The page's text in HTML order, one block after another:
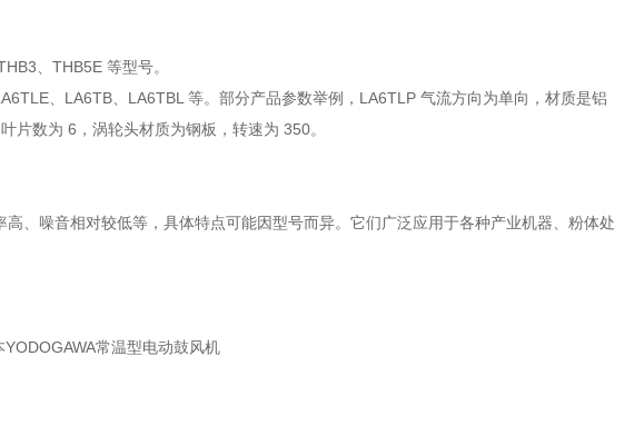
、THB5E 等型号。
、LA6TB、LA6TBL 等。部分产品参数举例，LA6TLP 气流方向为单向，材质是铝
片数为 6，涡轮头材质为钢板，转速为 350。
、噪音相对较低等，具体特点可能因型号而异。它们广泛应用于各种产业机器、粉体处